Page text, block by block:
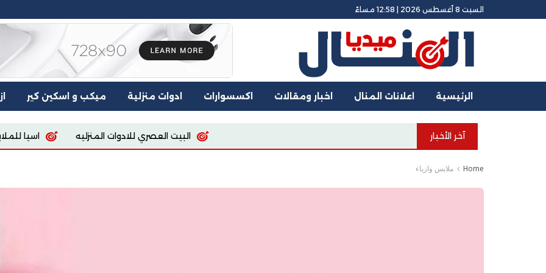
السبت 8 أغسطس 2026 | 12:58 مساءً
الرئيسية اعلانات المنال اخبار ومقالات اكسسوارات ادوات منزلية ميكب و اسكين كير
آخر الأخبار البيت العصري للادوات المنزليه اسيا للملابس والمفروشات store
Home ملابس وازياء